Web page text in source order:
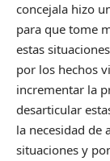
concejala hizo
para que tome
estas
por los hechos
incrementar la
desarticular
la necesidad de
situaciones y